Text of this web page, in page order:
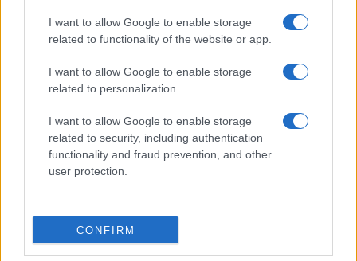
I want to allow Google to enable storage
related to functionality of the website or app.
I want to allow Google to enable storage
related to personalization.
I want to allow Google to enable storage
related to security, including authentication
functionality and fraud prevention, and other
user protection.
CONFIRM
$4,205.78
JDB
(JDB)
$0.022
kpk ETH Prime
(KPK ETH PRIME)
$2,034.90
(SYBTC)